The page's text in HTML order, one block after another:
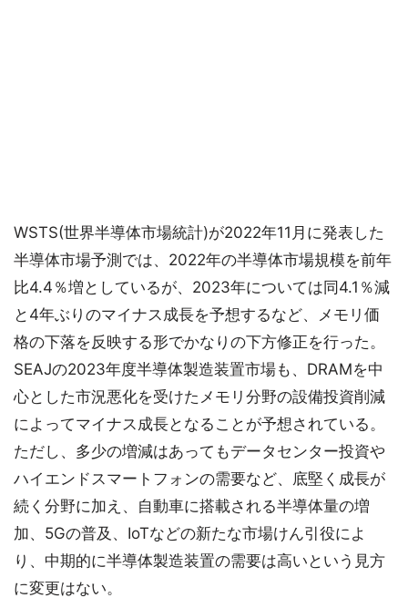
WSTS(世界半導体市場統計)が2022年11月に発表した
半導体市場予測では、2022年の半導体市場規模を前年
比4.4％増としているが、2023年については同4.1％減
と4年ぶりのマイナス成長を予想するなど、メモリ価
格の下落を反映する形でかなりの下方修正を行った。
SEAJの2023年度半導体製造装置市場も、DRAMを中
心とした市況悪化を受けたメモリ分野の設備投資削減
によってマイナス成長となることが予想されている。
ただし、多少の増減はあってもデータセンター投資や
ハイエンドスマートフォンの需要など、底堅く成長が
続く分野に加え、自動車に搭載される半導体量の増
加、5Gの普及、IoTなどの新たな市場けん引役によ
り、中期的に半導体製造装置の需要は高いという見方
に変更はない。